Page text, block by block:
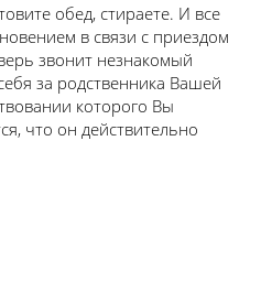
обед, стираете. И все
в связи с приездом
звонит незнакомый
за родственника Вашей
которого Вы
что он действительно